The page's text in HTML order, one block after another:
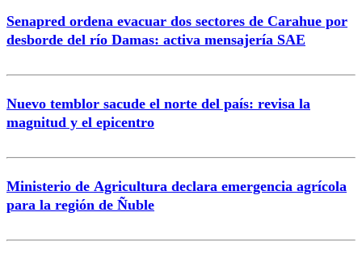
Senapred ordena evacuar dos sectores de Carahue por
desborde del río Damas: activa mensajería SAE
Nuevo temblor sacude el norte del país: revisa la
magnitud y el epicentro
Ministerio de Agricultura declara emergencia agrícola
para la región de Ñuble